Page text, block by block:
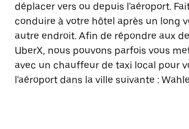
déplacer vers ou depuis l'aéroport.
conduire à votre hôtel après un long
autre endroit. Afin de répondre aux
UberX, nous pouvons parfois vous
avec un chauffeur de taxi local pour
l'aéroport dans la ville suivante :